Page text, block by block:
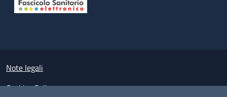
Small prints
Note legali
Cookies Policy